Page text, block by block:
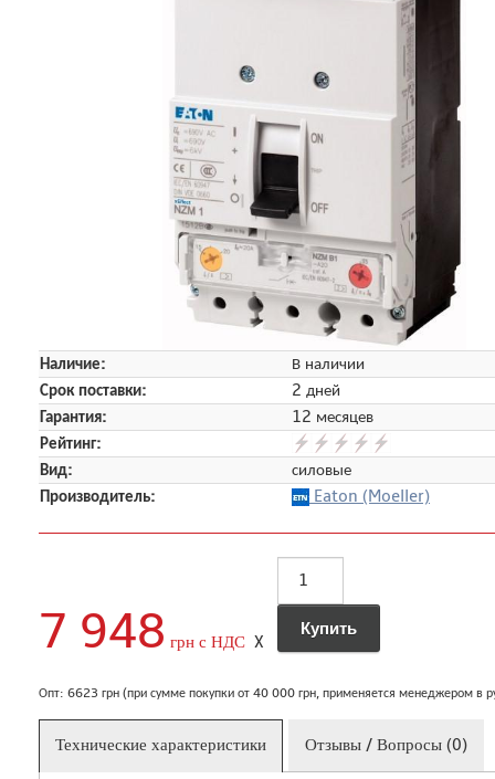
Наличие:
В наличии
Срок поставки:
2 дней
Гарантия:
12 месяцев
Рейтинг:
Вид:
силовые
Производитель:
Eaton (Moeller)
7 948 грн с НДС X
Опт: 6623 грн (при сумме покупки от 40 000 грн, применяется менеджером в
Технические характеристики Отзывы / Вопросы (0)